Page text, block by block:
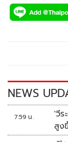
e
k
tt
NEWS
7:59 น.
'วีร
สูง